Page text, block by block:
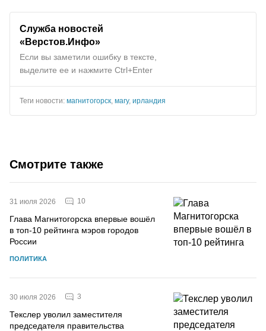
Служба новостей
«Верстов.Инфо»
Если вы заметили ошибку в тексте,
выделите ее и нажмите Ctrl+Enter
Теги новости: магнитогорск магу, ирландия
Смотрите также
31 июля 2026 10
Глава Магнитогорска впервые вошёл
в топ-10 рейтинга мэров городов
России
ПОЛИТИКА
30 июля 2026 3
Текслер уволил заместителя
председателя правительства